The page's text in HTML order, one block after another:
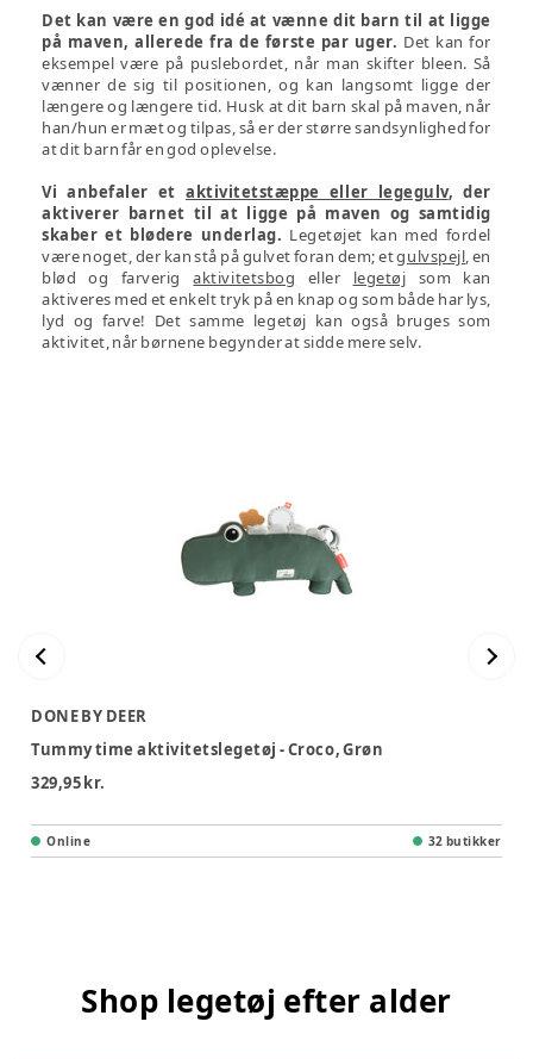
Det kan være en god idé at vænne dit barn til at ligge
på maven, allerede fra de første par uger. Det kan for
eksempel være på puslebordet, når man skifter bleen. Så
vænner de sig til positionen, og kan langsomt ligge der
længere og længere tid. Husk at dit barn skal på maven, når
han/hun er mæt og tilpas, så er der større sandsynlighed for
at dit barn får en god oplevelse.
Vi anbefaler etaktivitetstæppe eller legegulv, der
aktiverer barnet til at ligge på maven og samtidig
skaber et blødere underlag.​​​​​​​ Legetøjet kan med fordel
være noget, der kan stå på gulvet foran dem; etgulvspejl, en
blød og farverigaktivitetsbog eller legetøj som kan
aktiveres med et enkelt tryk på en knap og som både har lys,
lyd og farve! Det samme legetøj kan også bruges som
aktivitet, når børnene begynder at sidde mere selv.
DONE BY DEER
Tummy time aktivitetslegetøj - Croco, Grøn
329,95 kr.
Online 32 butikker
Shop legetøj efter alder